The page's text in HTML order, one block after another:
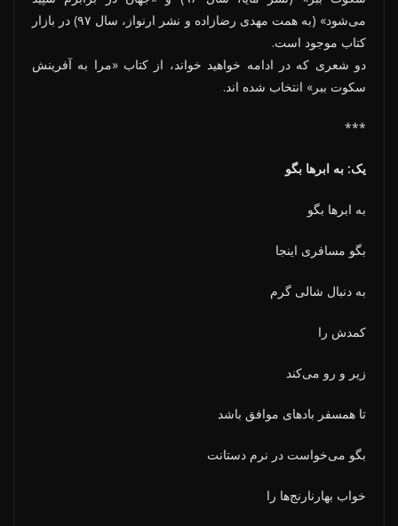
می‌شود» (به همت مهدی رضازاده و نشر ارنواز، سال ۹۷) در بازار
کتاب موجود است.
دو شعری که در ادامه خواهید خواند، از کتاب «مرا به آفرینش
سکوت ببر» انتخاب شده اند.
***
یک: به ابرها بگو
به ابرها بگو
بگو مسافری اینجا
به دنبال شالی گرم
کمدش را
زیر و رو می‌کند
تا همسفر بادهای موافق باشد
بگو می‌خواست در نرم دستانت
خواب بهارنارنج‌ها را